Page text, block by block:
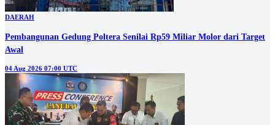
DAERAH
Pembangunan Gedung Poltera Senilai Rp59 Miliar Molor dari Target
Awal
04 Aug 2026 07:00 UTC